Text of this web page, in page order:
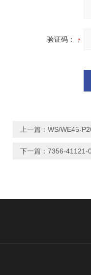
验证码：
上一篇： WS/WE45-
下一篇： 7356-41121-